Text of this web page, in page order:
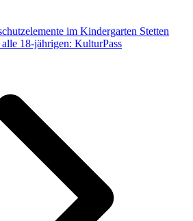
im Kindergarten Stetten
18-jährigen: KulturPass